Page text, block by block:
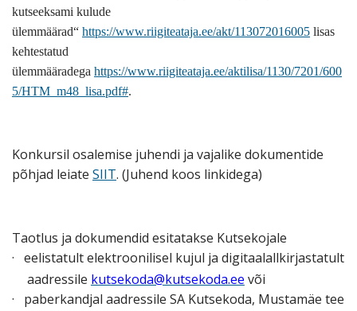
kutseeksami kulude
ülemmäärad“ https://www.riigiteataja.ee/akt/113072016005 lisas
kehtestatud
ülemmääradega https://www.riigiteataja.ee/aktilisa/1130/7201/600
5/HTM_m48_lisa.pdf#.
Konkursil osalemise juhendi ja vajalike dokumentide
põhjad leiate SIIT. (Juhend koos linkidega)
Taotlus ja dokumendid esitatakse Kutsekojale
· eelistatult elektroonilisel kujul ja digitaalallkirjastatult
aadressile kutsekoda@kutsekoda.ee või
·
paberkandjal aadressile SA Kutsekoda, Mustamäe tee